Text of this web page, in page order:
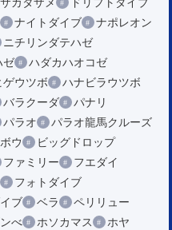
ナイトダイブ
ナポレオン
ニチリンダテハゼ
ゼ
ハダカハオコゼ
ゲウツボ
ハナビラウツボ
バラクーダ
パナリ
パラオ
パラオ龍馬クルーズ
ウ
ビッグドロップ
ファミリー
フエダイ
フォトダイブ
ブ ベラ
ペリリュー
べ ホソカマス
ホヤ